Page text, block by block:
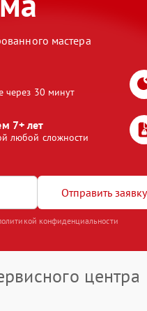
мастера
через 30 минут
7+ лет
любой сложности
Отправить заявку
конфиденциальности
центра